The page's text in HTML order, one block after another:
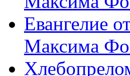
Евангелие
Максима